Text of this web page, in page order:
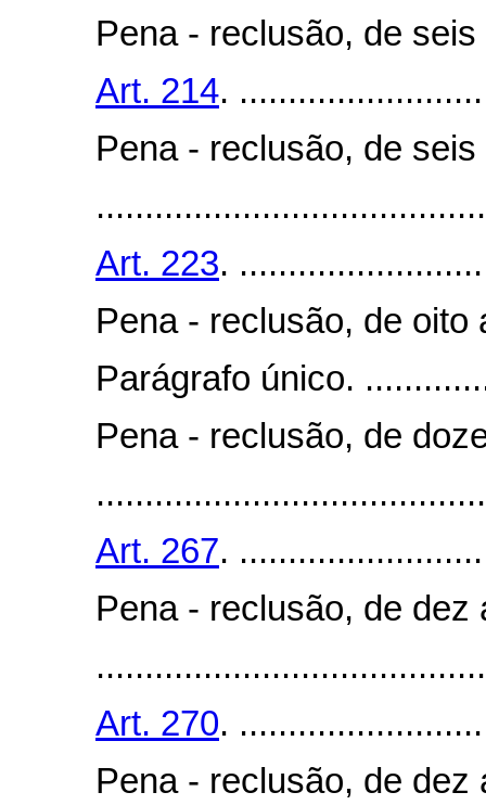
Pena - reclusão, de
Art. 214.
Pena - reclusão, de
Art. 223.
Pena - reclusão, de oito
Parágrafo único.
Pena - reclusão, de
Art. 267.
Pena - reclusão, de dez
Art. 270.
Pena - reclusão, de dez